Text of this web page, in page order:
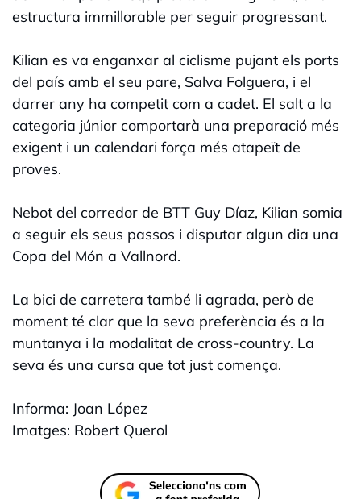
estructura immillorable per seguir progressant.
Kilian es va enganxar al ciclisme pujant els ports
del país amb el seu pare, Salva Folguera, i el
darrer any ha competit com a cadet. El salt a la
categoria júnior comportarà una preparació més
exigent i un calendari força més atapeït de
proves.
Nebot del corredor de BTT Guy Díaz, Kilian somia
a seguir els seus passos i disputar algun dia una
Copa del Món a Vallnord.
La bici de carretera també li agrada, però de
moment té clar que la seva preferència és a la
muntanya i la modalitat de cross-country. La
seva és una cursa que tot just comença.
Informa: Joan López
Imatges: Robert Querol